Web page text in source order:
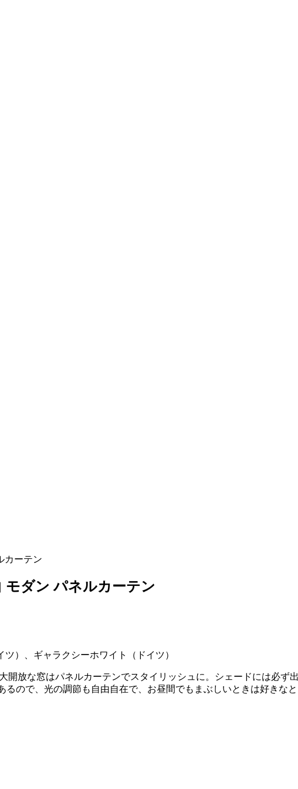
カーテン
モダン パネルカーテン
）、ギャラクシーホワイト（ドイツ）
開放な窓はパネルカーテンでスタイリッシュに。シェードには必ず
ので、光の調節も自由自在で、お昼間でもまぶしいときは好きな